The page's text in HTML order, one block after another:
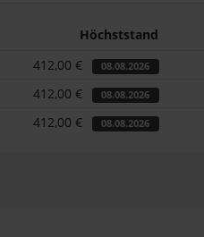
Höchststand
412,00 € 08.08.2026
412,00 € 08.08.2026
412,00 € 08.08.2026